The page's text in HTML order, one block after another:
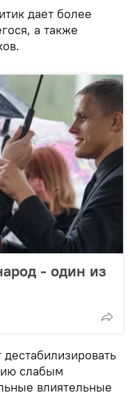
дает более
а также
- один из
слабым
влиятельные